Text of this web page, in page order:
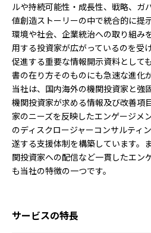
ルや持続可能性・成長性、戦略、ガ
値創造ストーリーの中で統合的に提
環境や社会、企業統治への取り組み
用する投資家が広がっているのを受
促進する重要な情報開示資料として
書の在り方そのものにも急速な進化
当社は、国内海外の機関投資家と強
機関投資家が求める情報及び改善項
家のニーズを反映したエンゲージメ
のディスクロージャーコンサルティ
遂する支援体制を構築しています。
関投資家への配信など一貫したエン
も当社の特徴の一つです。
サービスの特長